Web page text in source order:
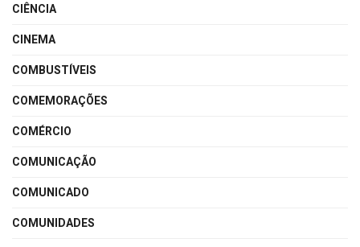
CIÊNCIA
CINEMA
COMBUSTÍVEIS
COMEMORAÇÕES
COMÉRCIO
COMUNICAÇÃO
COMUNICADO
COMUNIDADES